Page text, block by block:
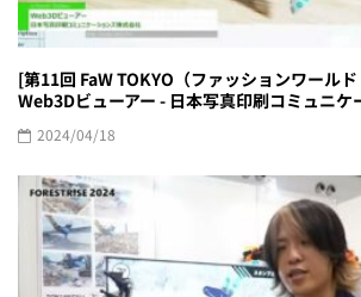
[第11回 FaW TOKYO（ファッションワール
Web3Dビューアー - 日本写真印刷コミュニケ
2024/04/18